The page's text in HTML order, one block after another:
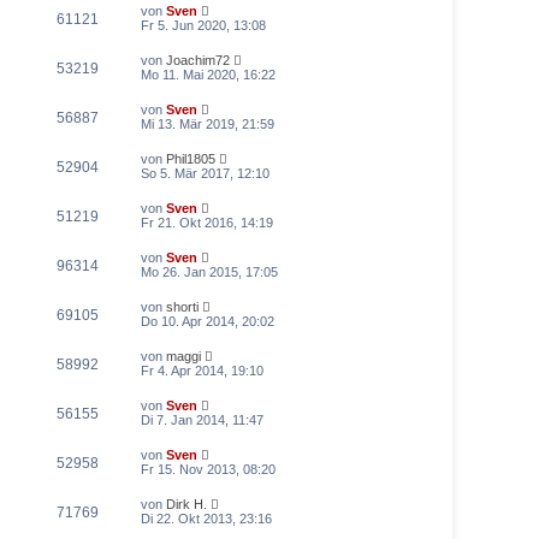
61121 von Sven
Fr 5. Jun 2020, 13:08
53219 von Joachim72
Mo 11. Mai 2020, 16:22
56887 von Sven
Mi 13. Mär 2019, 21:59
52904 von Phil1805
So 5. Mär 2017, 12:10
51219 von Sven
Fr 21. Okt 2016, 14:19
96314 von Sven
Mo 26. Jan 2015, 17:05
69105 von shorti
Do 10. Apr 2014, 20:02
58992 von maggi
Fr 4. Apr 2014, 19:10
56155 von Sven
Di 7. Jan 2014, 11:47
52958 von Sven
Fr 15. Nov 2013, 08:20
71769 von Dirk H.
Di 22. Okt 2013, 23:16